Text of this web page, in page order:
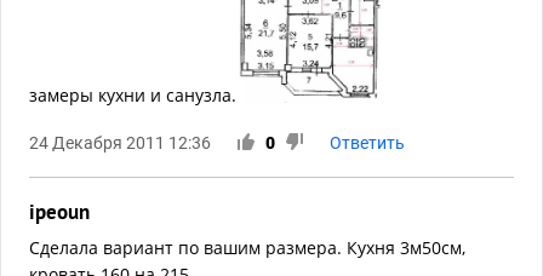
замеры кухни и санузла.
24 Декабря 2011 12:36 0 Ответить
ipeoun
Сделала вариант по вашим размера. Кухня 3м50см,